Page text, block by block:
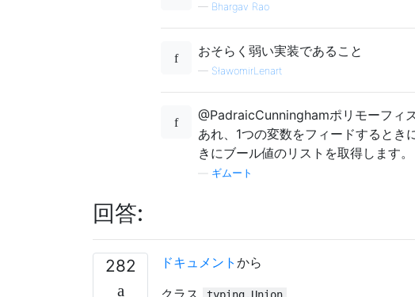
— Bhargav Rao
おそらく弱い実装であること
— SławomirLenart
@PadraicCunninghamポリモーフィ
あれ、1つの変数をフィードするとき
きにブール値のリストを取得します。
ギムート
回答:
282 ドキュメント から
クラス
typing.Union